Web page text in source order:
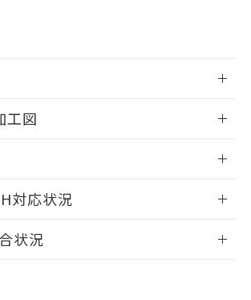
工図
できます。
ログイン/会員登録
対応状況
事項・凡例
状況
び当社の共同利用者が、当社の製
社の共同利用者とは、
同利用に関して"
の「1.共同利
す。
指令（10物質）の非含有証明書
りません。
指令のフタル酸エステル類４
では、対応完了までの期間は出
対応品が混在することから備考
を記載しておりました。